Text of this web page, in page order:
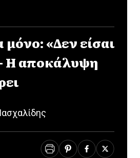
«Δεν είσαι
Η αποκάλυψη